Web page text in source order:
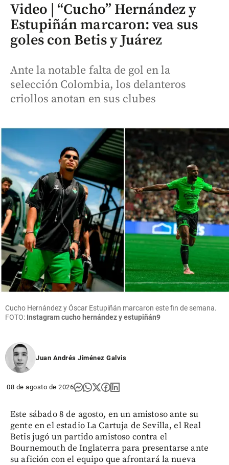
Video | “Cucho” Hernández y
Estupiñán marcaron: vea sus
goles con Betis y Juárez
Ante la notable falta de gol en la
selección Colombia, los delanteros
criollos anotan en sus clubes
Cucho Hernández y Óscar Estupiñán marcaron este fin de semana.
FOTO: Instagram cucho hernández y estupiñán9
Juan Andrés Jiménez Galvis
08 de agosto de 2026
Este sábado 8 de agosto, en un amistoso ante su
gente en el estadio La Cartuja de Sevilla, el Real
Betis jugó un partido amistoso contra el
Bournemouth de Inglaterra para presentarse ante
su afición con el equipo que afrontará la nueva